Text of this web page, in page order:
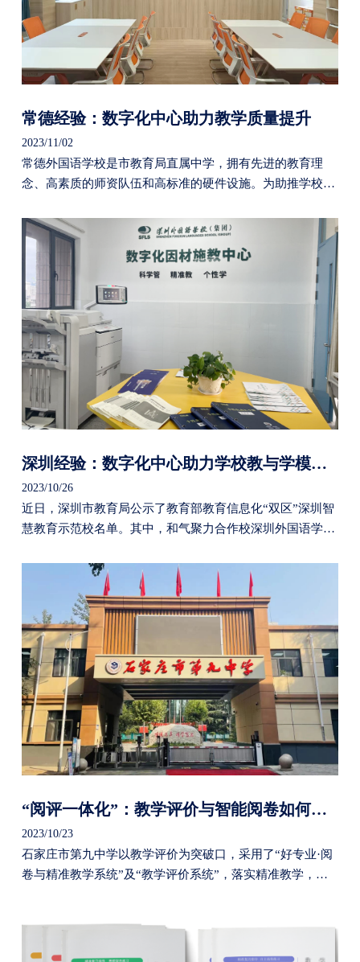
常德经验：数字化中心助力教学质量提升
2023/11/02
常德外国语学校是市教育局直属中学，拥有先进的教育理
念、高素质的师资队伍和高标准的硬件设施。为助推学校教
造了校内数字化应用实践基地 — 数字化管理服务中心（以
下简称中心），构建了以学习者为核心的系统性支持体系，
促进教育教学更加智能高效，辅助教学质量整体提升。
深圳经验：数字化中心助力学校教与学模式变革
2023/10/26
近日，深圳市教育局公示了教育部教育信息化“双区”深圳智
慧教育示范校名单。其中，和气聚力合作校深圳外国语学校
习手册，从众多学校中脱颖而出，成功入选榜单。
“阅评一体化”：教学评价与智能阅卷如何联动？
2023/10/23
石家庄市第九中学以教学评价为突破口，采用了“好专业·阅
卷与精准教学系统”及“教学评价系统”，落实精准教学，为